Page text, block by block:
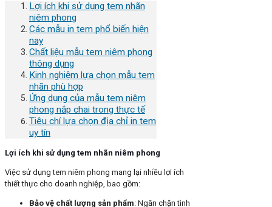
Lợi ích khi sử dụng tem nhãn
niêm phong
Các mẫu in tem phổ biến hiện
nay
Chất liệu mẫu tem niêm phong
thông dụng
Kinh nghiệm lựa chọn mẫu tem
nhãn phù hợp
Ứng dụng của mẫu tem niêm
phong nắp chai trong thực tế
Tiêu chí lựa chọn địa chỉ in tem
uy tín
Lợi ích khi sử dụng tem nhãn niêm phong
Việc sử dụng tem niêm phong mang lại nhiều lợi ích
thiết thực cho doanh nghiệp, bao gồm:
Bảo vệ chất lượng sản phẩm: Ngăn chặn tình